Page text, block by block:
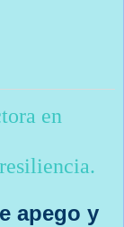
en
apego y